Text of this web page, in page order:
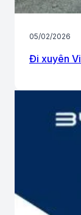
05/02/2026
Đi xuyên